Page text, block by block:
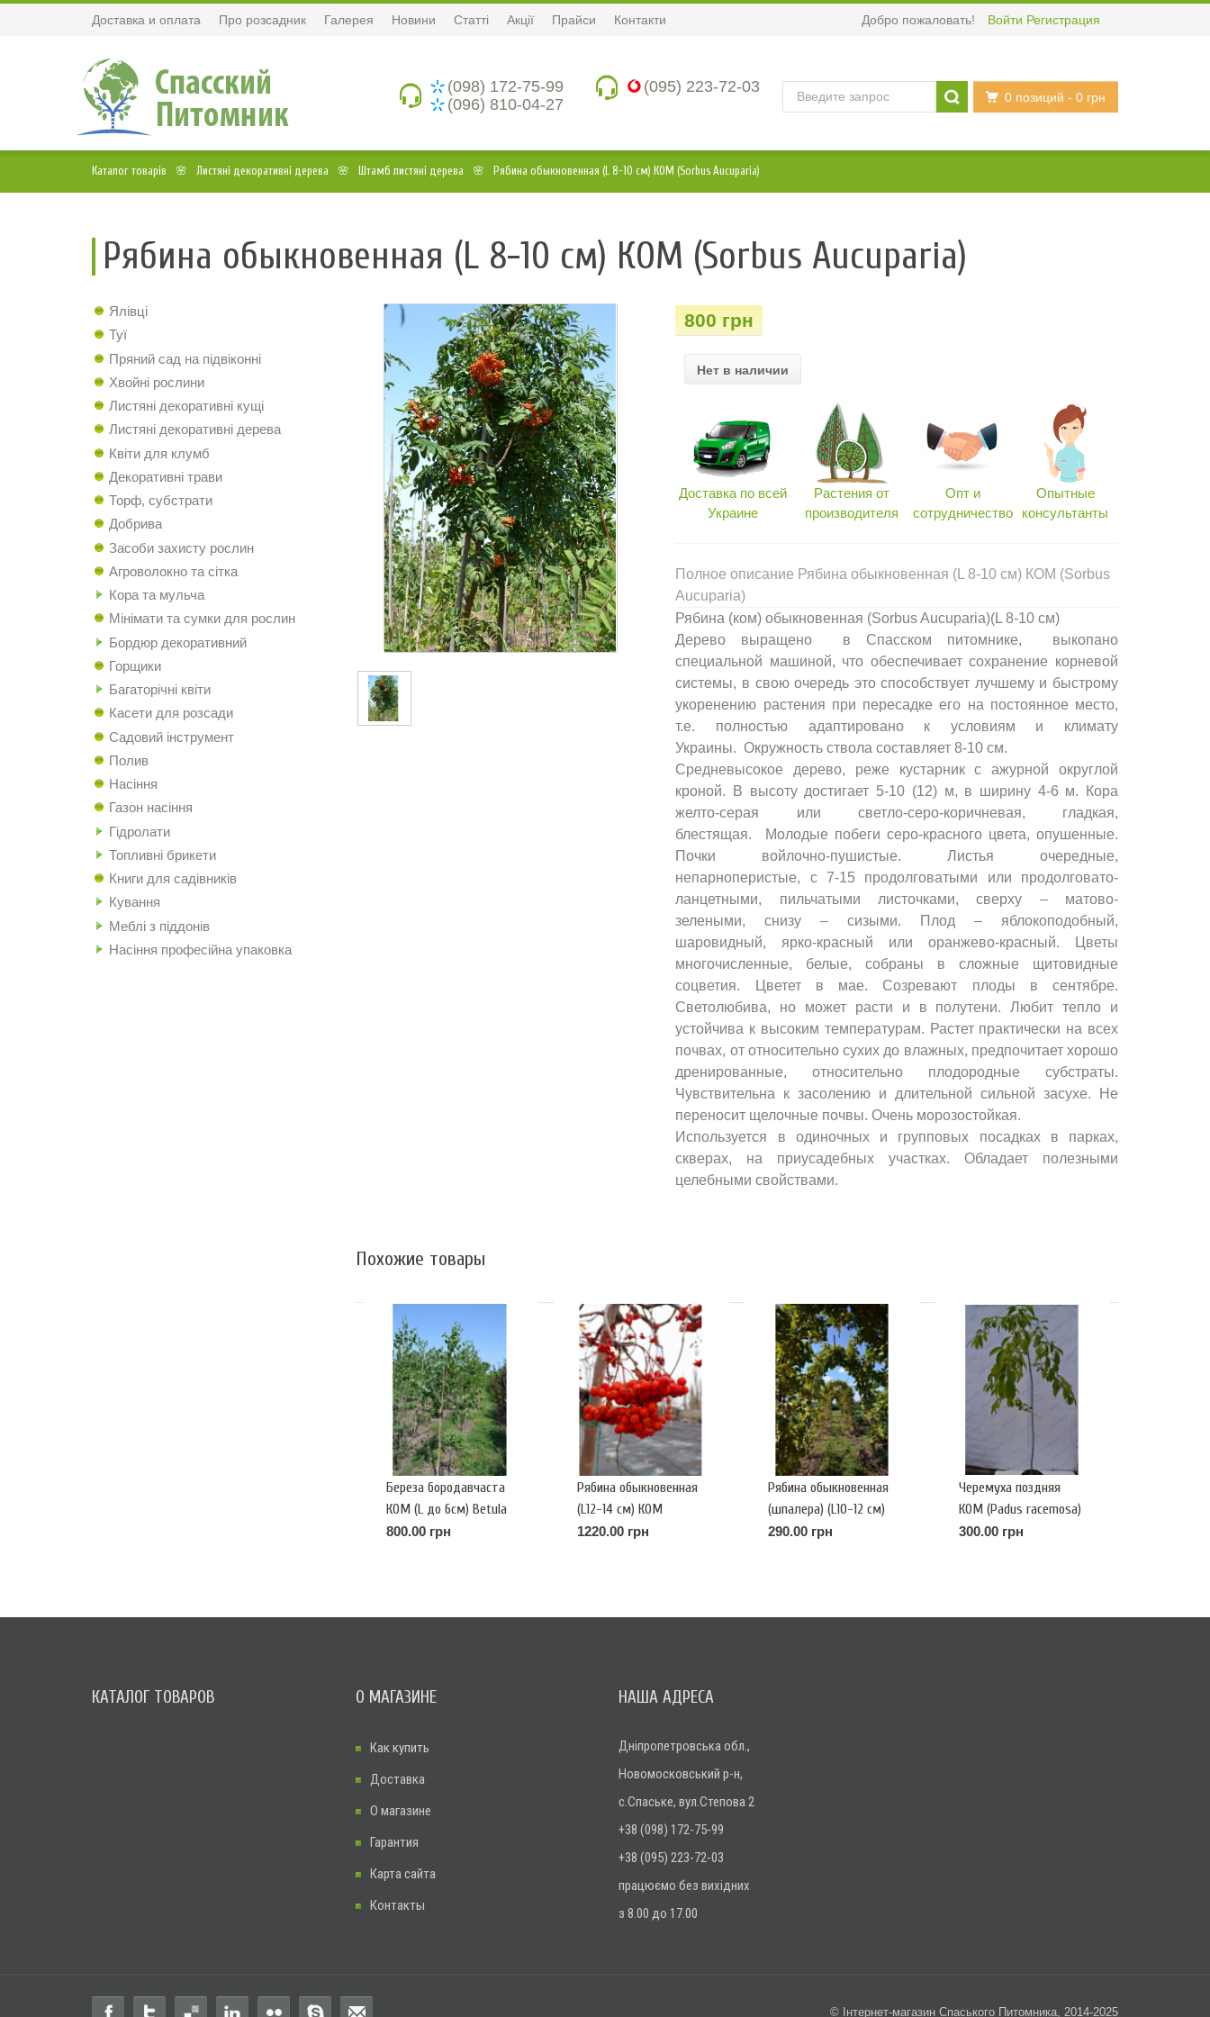
Доставка и оплата Про розсадник Галерея Новини Статті Акції Прайси Контакти Добро пожаловать! Войти Регистрация
0 позиций - 0 грн
(095) 223-72-03
(098) 172-75-99
(096) 810-04-27
Каталог товарів Листяні декоративні дерева Штамб листяні дерева Рябина обыкновенная (L 8-10 см) КОМ (Sorbus Aucuparia)
Рябина обыкновенная (L 8-10 см) КОМ (Sorbus Aucuparia)
Ялівці
Туї
Пряний сад на підвіконні
Хвойні рослини
Листяні декоративні кущі
Листяні декоративні дерева
Квіти для клумб
Декоративні трави
Торф, субстрати
Добрива
Засоби захисту рослин
Агроволокно та сітка
Кора та мульча
Мінімати та сумки для рослин
Бордюр декоративний
Горщики
Багаторічні квіти
Касети для розсади
Садовий інструмент
Полив
Насіння
Газон насіння
Гідролати
Топливні брикети
Книги для садівників
Кування
Меблі з піддонів
Насіння професійна упаковка
800 грн
Нет в наличии
Доставка по всей
Украине
Растения от
производителя
Опт и
сотрудничество
Опытные
консультанты
Полное описание Рябина обыкновенная (L 8-10 см) КОМ (Sorbus
Aucuparia)
Рябина (ком) обыкновенная (Sorbus Aucuparia)(L 8-10 см)
Дерево выращено в Спасском питомнике, выкопано
специальной машиной, что обеспечивает сохранение корневой
системы, в свою очередь это способствует лучшему и быстрому
укоренению растения при пересадке его на постоянное место,
т.е. полностью адаптировано к условиям и климату
Украины. Окружность ствола составляет 8-10 см.
Средневысокое дерево, реже кустарник с ажурной округлой
кроной. В высоту достигает 5-10 (12) м, в ширину 4-6 м. Кора
желто-серая или светло-серо-коричневая, гладкая,
блестящая. Молодые побеги серо-красного цвета, опушенные.
Почки войлочно-пушистые. Листья очередные,
непарноперистые, с 7-15 продолговатыми или продолговато-
ланцетными, пильчатыми листочками, сверху – матово-
зелеными, снизу – сизыми. Плод – яблокоподобный,
шаровидный, ярко-красный или оранжево-красный. Цветы
многочисленные, белые, собраны в сложные щитовидные
соцветия. Цветет в мае. Созревают плоды в сентябре.
Светолюбива, но может расти и в полутени. Любит тепло и
устойчива к высоким температурам. Растет практически на всех
почвах, от относительно сухих до влажных, предпочитает хорошо
дренированные, относительно плодородные субстраты.
Чувствительна к засолению и длительной сильной засухе. Не
переносит щелочные почвы. Очень морозостойкая.
Используется в одиночных и групповых посадках в парках,
скверах, на приусадебных участках. Обладает полезными
целебными свойствами.
Похожие товары
Береза бородавчаста
КОМ (L до 6см) Betula
pendula
800.00 грн
Рябина обыкновенная
(L12-14 см) КОМ
(Sorbus Aucuparia)
1220.00 грн
Рябина обыкновенная
(шпалера) (L10-12 см)
Sorbus Aucuparia
290.00 грн
Черемуха поздняя
КОМ (Padus racemosa)
(L до 6см)
300.00 грн
КАТАЛОГ ТОВАРОВ О МАГАЗИНЕ
Как купить
Доставка
О магазине
Гарантия
Карта сайта
Контакты
НАША АДРЕСА
Дніпропетровська обл.,
Новомосковський р-н,
с.Спаське, вул.Степова 2
+38 (098) 172-75-99
+38 (095) 223-72-03
працюємо без вихідних
з 8.00 до 17.00
© Інтернет-магазин Спаського Питомника, 2014-2025